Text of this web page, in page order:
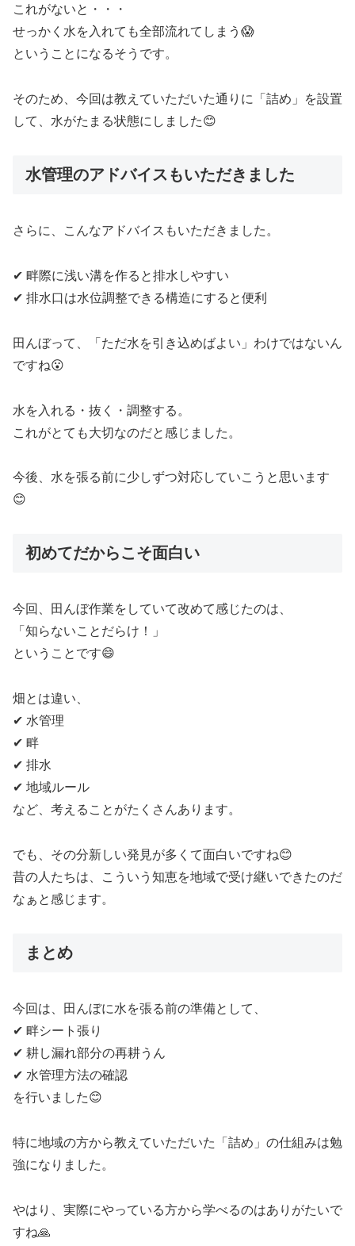
これがないと・・・
せっかく水を入れても全部流れてしまう😱
ということになるそうです。
そのため、今回は教えていただいた通りに「詰め」を設置
して、水がたまる状態にしました😊
水管理のアドバイスもいただきました
さらに、こんなアドバイスもいただきました。
✔ 畔際に浅い溝を作ると排水しやすい
✔ 排水口は水位調整できる構造にすると便利
田んぼって、「ただ水を引き込めばよい」わけではないん
ですね😮
水を入れる・抜く・調整する。
これがとても大切なのだと感じました。
今後、水を張る前に少しずつ対応していこうと思います
😊
初めてだからこそ面白い
今回、田んぼ作業をしていて改めて感じたのは、
「知らないことだらけ！」
ということです😄
畑とは違い、
✔ 水管理
✔ 畔
✔ 排水
✔ 地域ルール
など、考えることがたくさんあります。
でも、その分新しい発見が多くて面白いですね😊
昔の人たちは、こういう知恵を地域で受け継いできたのだ
なぁと感じます。
まとめ
今回は、田んぼに水を張る前の準備として、
✔ 畔シート張り
✔ 耕し漏れ部分の再耕うん
✔ 水管理方法の確認
を行いました😊
特に地域の方から教えていただいた「詰め」の仕組みは勉
強になりました。
やはり、実際にやっている方から学べるのはありがたいで
すね🙏